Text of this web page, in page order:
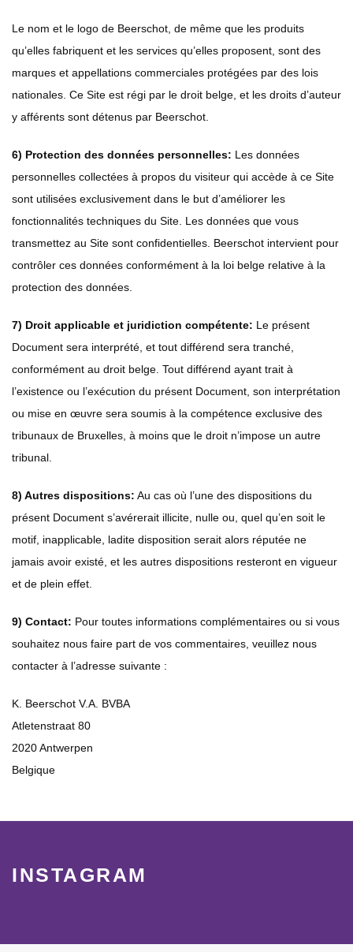
Le nom et le logo de Beerschot, de même que les produits
qu’elles fabriquent et les services qu’elles proposent, sont des
marques et appellations commerciales protégées par des lois
nationales. Ce Site est régi par le droit belge, et les droits d’auteur
y afférents sont détenus par Beerschot.
6) Protection des données personnelles: Les données
personnelles collectées à propos du visiteur qui accède à ce Site
sont utilisées exclusivement dans le but d’améliorer les
fonctionnalités techniques du Site. Les données que vous
transmettez au Site sont confidentielles. Beerschot intervient pour
contrôler ces données conformément à la loi belge relative à la
protection des données.
7) Droit applicable et juridiction compétente: Le présent
Document sera interprété, et tout différend sera tranché,
conformément au droit belge. Tout différend ayant trait à
l’existence ou l’exécution du présent Document, son interprétation
ou mise en œuvre sera soumis à la compétence exclusive des
tribunaux de Bruxelles, à moins que le droit n’impose un autre
tribunal.
8) Autres dispositions: Au cas où l’une des dispositions du
présent Document s’avérerait illicite, nulle ou, quel qu’en soit le
motif, inapplicable, ladite disposition serait alors réputée ne
jamais avoir existé, et les autres dispositions resteront en vigueur
et de plein effet.
9) Contact: Pour toutes informations complémentaires ou si vous
souhaitez nous faire part de vos commentaires, veuillez nous
contacter à l’adresse suivante :
K. Beerschot V.A. BVBA
Atletenstraat 80
2020 Antwerpen
Belgique
INSTAGRAM